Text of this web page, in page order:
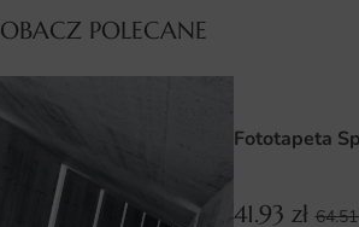
ściany, a my dopasujemy grafikę
układa się łatwo nawet bez
przygotowane podłoże, klej do
krawędzi to wszystko,
POLECANE
Fototapeta
41.93 zł